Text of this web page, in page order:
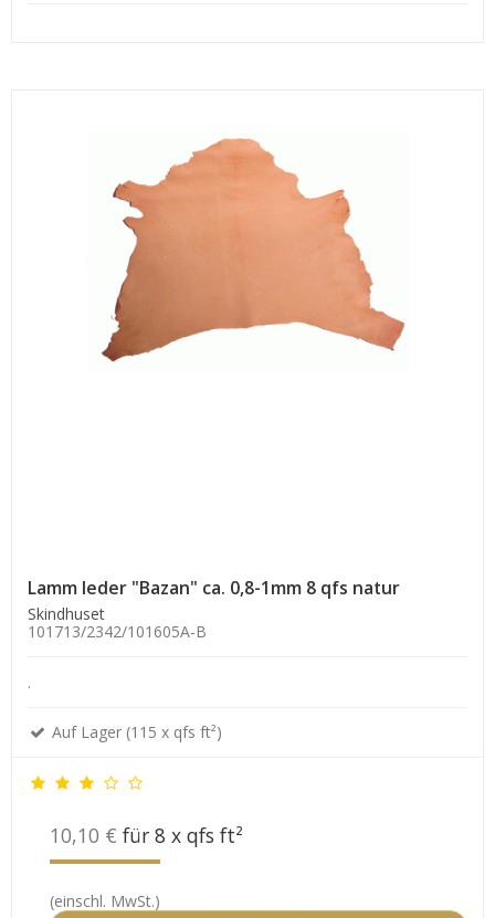
Lamm leder "Bazan" ca. 0,8-1mm 8 qfs natur
Skindhuset
101713/2342/101605A-B
.
Auf Lager (115 x qfs ft²)
10,10 € für 8 x qfs ft²
(einschl. MwSt.)